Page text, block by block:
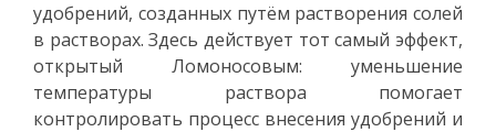
удобрений, созданных путём растворения солей
в растворах. Здесь действует тот самый эффект,
открытый Ломоносовым: уменьшение
температуры раствора помогает
контролировать процесс внесения удобрений и